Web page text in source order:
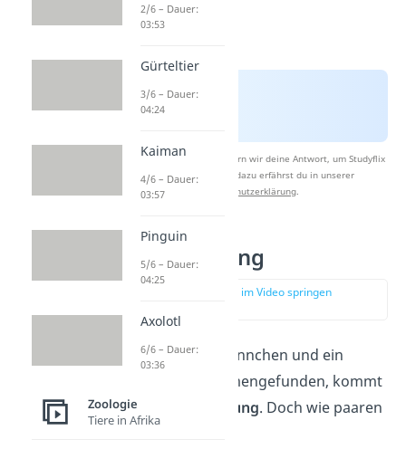
Nach Beantwortung speichern wir deine Antwort, um Studyflix
zu verbessern. Mehr dazu erfährst du in unserer
Datenschutzerklärung.
Vögel Paarung
zur Stelle im Video springen
Haben sich ein Männchen und ein
Weibchen zusammengefunden, kommt
es zur
Vogel-Paarung. Doch wie paaren
2/6 – Dauer:
03:53
Gürteltier
3/6 – Dauer:
04:24
Kaiman
4/6 – Dauer:
03:57
Pinguin
5/6 – Dauer:
04:25
Axolotl
6/6 – Dauer:
03:36
Zoologie
Tiere in Afrika